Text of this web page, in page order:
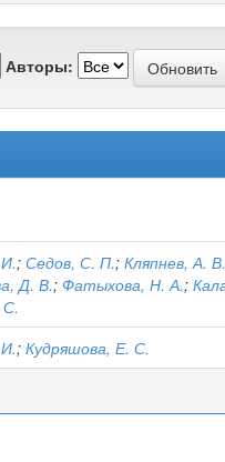
Авторы:
; Седов, С. П.; Кляпнев, А. В.
Д. В.; Фатыхова, Н. А.;
; Кудряшова, Е. С.